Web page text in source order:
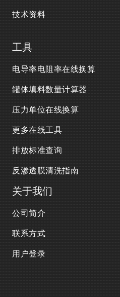
技术资料
工具
电导率电阻率在线换算
罐体填料数量计算器
压力单位在线换算
更多在线工具
排放标准查询
反渗透膜清洗指南
关于我们
公司简介
联系方式
用户登录